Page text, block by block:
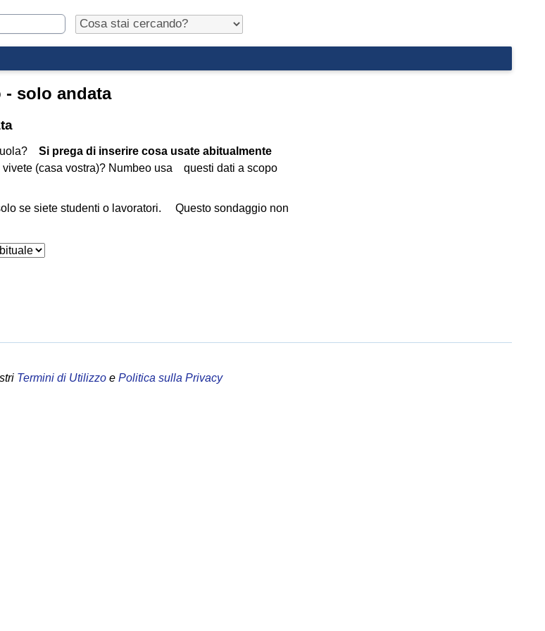
- solo andata
Si prega di inserire cosa usate abitualmente
vivete (casa vostra)? Numbeo usa questi dati a scopo
se siete studenti o lavoratori. Questo sondaggio non
Termini di Utilizzo e Politica sulla Privacy